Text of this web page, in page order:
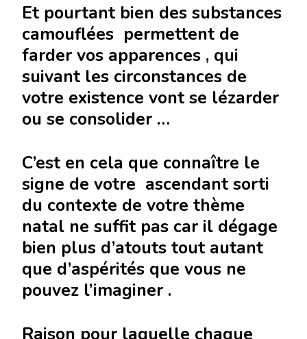
Et pourtant bien des substances
camouflées permettent de
farder vos apparences , qui
suivant les circonstances de
votre existence vont se lézarder
ou se consolider …
C’est en cela que connaître le
signe de votre ascendant sorti
du contexte de votre thème
natal ne suffit pas car il dégage
bien plus d’atouts tout autant
que d’aspérités que vous ne
pouvez l’imaginer .